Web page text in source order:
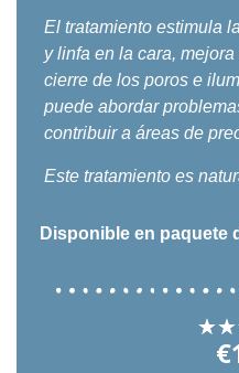
El tratamiento estimula
y linfa en la cara,
cierre de los poros e
puede abordar
contribuir a áreas de
Este tratamiento es
Disponible en paquete
★★